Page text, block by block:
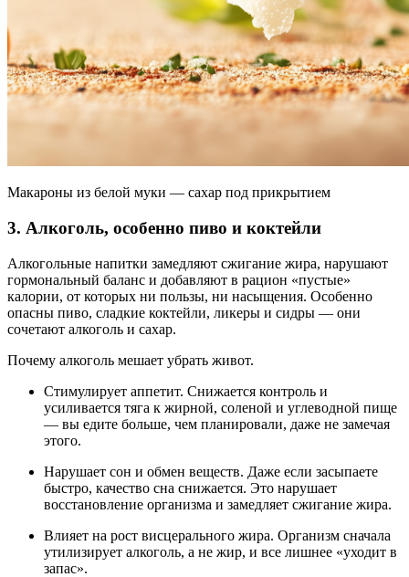
Макароны из белой муки — сахар под прикрытием
3. Алкоголь, особенно пиво и коктейли
Алкогольные напитки замедляют сжигание жира, нарушают
гормональный баланс и добавляют в рацион «пустые»
калории, от которых ни пользы, ни насыщения. Особенно
опасны пиво, сладкие коктейли, ликеры и сидры — они
сочетают алкоголь и сахар.
Почему алкоголь мешает убрать живот.
Стимулирует аппетит. Снижается контроль и
усиливается тяга к жирной, соленой и углеводной пище
— вы едите больше, чем планировали, даже не замечая
этого.
Нарушает сон и обмен веществ. Даже если засыпаете
быстро, качество сна снижается. Это нарушает
восстановление организма и замедляет сжигание жира.
Влияет на рост висцерального жира. Организм сначала
утилизирует алкоголь, а не жир, и все лишнее «уходит в
запас».